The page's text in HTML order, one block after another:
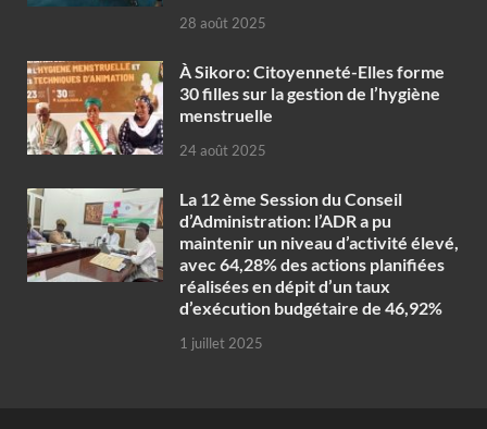
28 août 2025
À Sikoro: Citoyenneté-Elles forme
30 filles sur la gestion de l’hygiène
menstruelle
24 août 2025
La 12 ème Session du Conseil
d’Administration: l’ADR a pu
maintenir un niveau d’activité élevé,
avec 64,28% des actions planifiées
réalisées en dépit d’un taux
d’exécution budgétaire de 46,92%
1 juillet 2025